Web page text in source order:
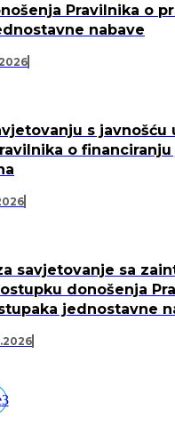
Pravilnika o
nabave
s javnošću
o
savjetovanje sa
donošenja
jednostavne
3